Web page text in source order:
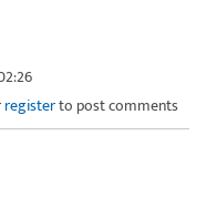
registerto post comments